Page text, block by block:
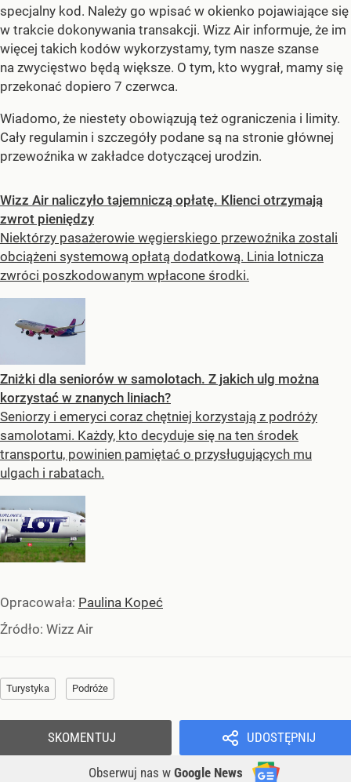
specjalny kod. Należy go wpisać w okienko pojawiające się
w trakcie dokonywania transakcji. Wizz Air informuje, że im
więcej takich kodów wykorzystamy, tym nasze szanse
na zwycięstwo będą większe. O tym, kto wygrał, mamy się
przekonać dopiero 7 czerwca.
Wiadomo, że niestety obowiązują też ograniczenia i limity.
Cały regulamin i szczegóły podane są na stronie głównej
przewoźnika w zakładce dotyczącej urodzin.
Wizz Air naliczyło tajemniczą opłatę. Klienci otrzymają
zwrot pieniędzy
Niektórzy pasażerowie węgierskiego przewoźnika zostali
obciążeni systemową opłatą dodatkową. Linia lotnicza
zwróci poszkodowanym wpłacone środki.
Zniżki dla seniorów w samolotach. Z jakich ulg można
korzystać w znanych liniach?
Seniorzy i emeryci coraz chętniej korzystają z podróży
samolotami. Każdy, kto decyduje się na ten środek
transportu, powinien pamiętać o przysługujących mu
ulgach i rabatach.
Opracowała: Paulina Kopeć
Źródło: Wizz Air
Turystyka Podróże
UDOSTĘPNIJ
Obserwuj nas w Google News
SKOMENTUJ